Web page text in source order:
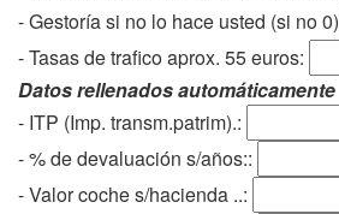
- Gestoría si no lo hace usted (si no 0)
-Tasas de trafico aprox. 55 euros:
Datos rellenados automáticamente
- ITP (Imp. transm.patrim).:
- % de devaluación s/años::
- Valor coche s/hacienda ..: